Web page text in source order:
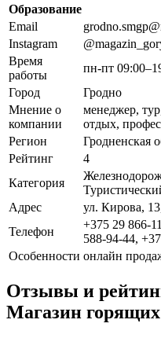
Образование
Email
Instagram
Время
работы
пн-пт
Город
Гродно
Мнение о
компании
менеджер,
отдых,
Регион
Гродненская
Рейтинг
4
Категория
Адрес
ул. Кирова,
Телефон
+375 29 866-
588-94-44,
Особенности онлайн
Отзывы и
Магазин